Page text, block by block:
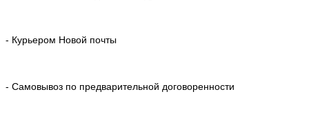
- Курьером Новой почты
- Самовывоз по предварительной договоренности